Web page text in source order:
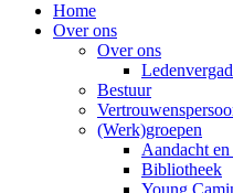
Home
Over ons
Over ons
Bestuur
(Werk)groepen
Aandacht
Bibliotheek
Young